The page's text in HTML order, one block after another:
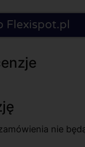
Flexispot.pl
nie